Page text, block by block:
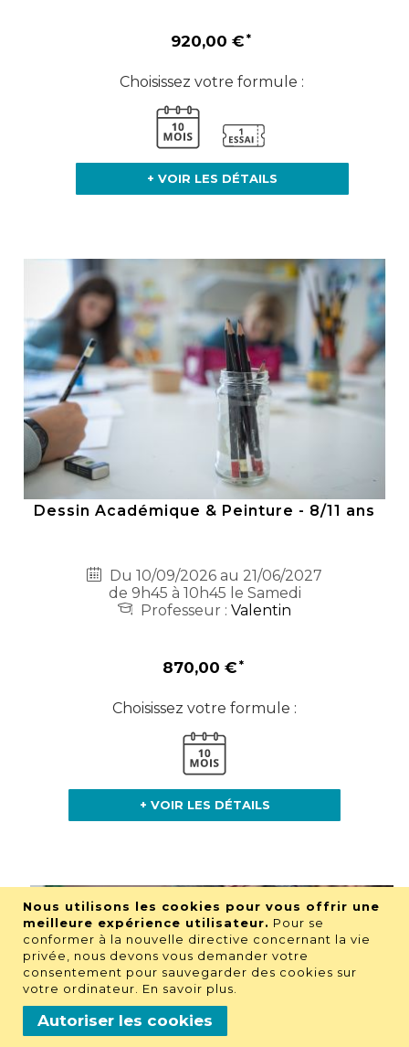
Nous utilisons les cookies pour vous offrir une
meilleure expérience utilisateur. Pour se
conformer à la nouvelle directive concernant la vie
privée, nous devons vous demander votre
consentement pour sauvegarder des cookies sur
votre ordinateur. En savoir plus
Autoriser les cookies
920,00 €
Choisissez votre formule :
+ VOIR LES DÉTAILS
Dessin Académique & Peinture - 8/11 ans
Du 10/09/2026 au 21/06/2027
de 9h45 à 10h45 le Samedi
Professeur : Valentin
870,00 €
Choisissez votre formule :
+ VOIR LES DÉTAILS